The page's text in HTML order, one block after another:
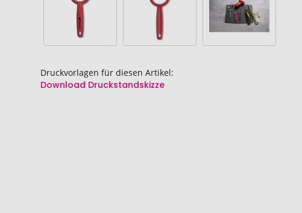
Druckvorlagen für diesen Artikel:
Download Druckstandskizze